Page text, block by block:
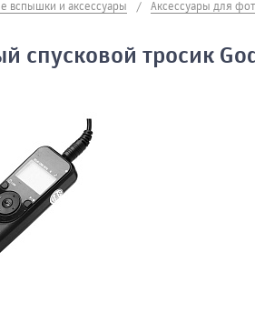
вспышки и аксессуары / Аксессуары для
спусковой тросик